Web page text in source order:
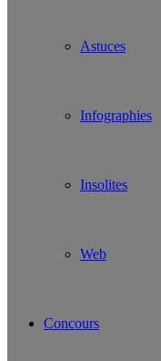
Astuces
Infographies
Insolites
Web
Concours